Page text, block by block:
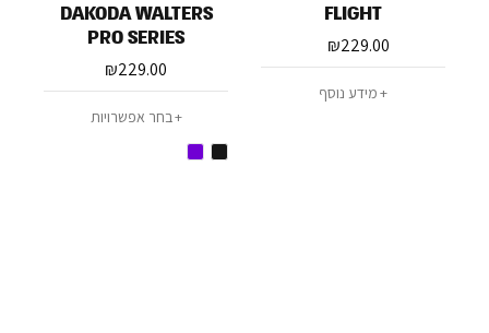
FLIGHT
₪229.00
מידע נוסף
DAKODA WALTERS
PRO SERIES
₪229.00
בחר אפשרויות